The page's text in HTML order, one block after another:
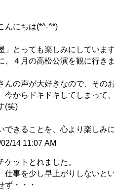
んにちは(*^-^*)
」とっても楽しみにしていま
、４月の高松公演を観に行き
んの声が大好きなので、その
今からドキドキしてしまって
(笑)
できることを、心より楽しみ
14 11:07 AM
ケットとれました。
仕事を少し早上がりしないと
ず・・・